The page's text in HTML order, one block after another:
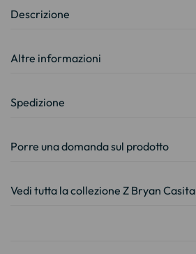
Descrizione
Altre informazioni
Spedizione
Porre una domanda sul prodotto
Vedi tutta la collezione Z Bryan Casita